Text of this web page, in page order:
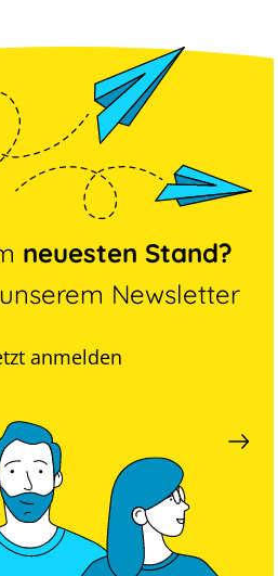
neuesten Stand?
Newsletter
anmelden